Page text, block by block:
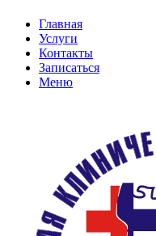
Главная
Услуги
Контакты
Записаться
Меню